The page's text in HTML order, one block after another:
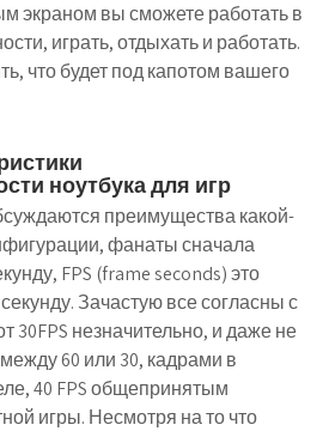
экраном вы сможете работать в
играть, отдыхать и работать.
что будет под капотом вашего
ноутбука для игр
преимущества какой-
фанаты сначала
FPS (frame seconds) это
Зачастую все согласны с
30FPS незначительно, и даже не
60 или 30, кадрами в
40 FPS общепринятым
игры. Несмотря на то что